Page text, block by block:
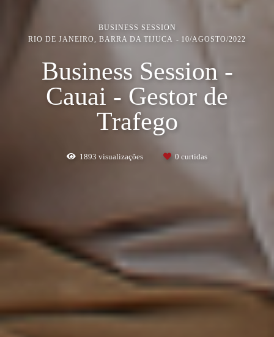
BUSINESS SESSION
RIO DE JANEIRO, BARRA DA TIJUCA
10/AGOSTO/2022
Business Session -
Cauai - Gestor de
Trafego
1893 visualizações 0 curtidas